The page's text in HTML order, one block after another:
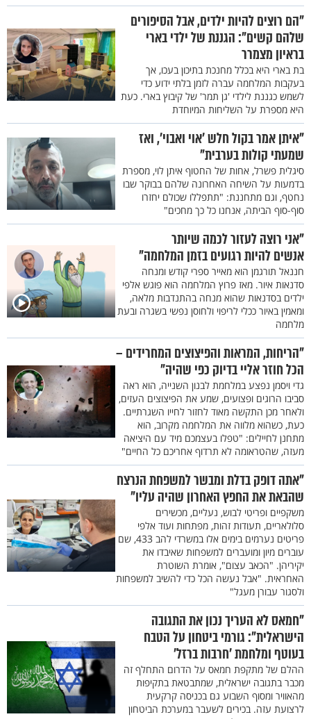
"הם רוצים להיות ילדים, אבל הסיפורים
שלהם קשים": הגננת של ילדי בארי
בראיון מצמרר
בת בארי היא בכלל מחנכת בתיכון בעכו, אך
בעקבות המלחמה עברה לזמן בלתי ידוע כדי
לשמש כגננת לילדי 'גן תמר' של קיבוץ בארי. כעת
היא מספרת על השליחות המיוחדת
"איתן אמר בקול חלש 'אוי ואבוי', ואז
שמעתי קולות בערבית"
סיגלית פשרל, אחות של החטוף איתן לוי, מספרת
בדמעות על השיחה האחרונה שלהם בבוקר שבו
נחטף, וגם מתחננת: "תתפללו שכולם יחזרו
סוף-סוף הביתה, אנחנו כל כך מחכים"
"אני רוצה לעזור לכמה שיותר
אנשים להיות רגועים בזמן המלחמה"
חננאל תורגמן הוא מאייר ספרי קודש ומנחה
סדנאות איור. מאז פרוץ המלחמה הוא פוגש אלפי
ילדים בסדנאות שהוא מנחה בהתנדבות מלאה,
ומאמין באיור ככלי לריפוי ולחוסן נפשי בשגרה ובעת
מלחמה
"הריחות, המראות והפיצוצים המחרידים –
הכל חוזר אליי בדיוק כפי שהיה"
גדי ויסמן נפצע במלחמת לבנון השנייה, הוא ראה
סביבו הרוגים ופצועים, שמע את הפיצוצים העזים,
ולאחר מכן התקשה מאוד לחזור לחייו השגרתיים.
כעת, כשהוא מלווה את המלחמה מקרוב, הוא
מתחנן לחיילים: "טפלו בעצמכם מיד עם היציאה
מעזה, שהטראומה לא תרדוף אחריכם כל החיים"
"אתה דופק בדלת ומבשר למשפחת הנרצח
שהבאת את החפץ האחרון שהיה עליו"
משקפיים ופריטי לבוש, נעליים, מכשירים
סלולאריים, תעודות זהות, מפתחות ועוד אלפי
פריטים נערמים בימים אלו במשרדי להב 433, שם
עוברים מיון ומועברים למשפחות שאיבדו את
יקיריהן. "הכאב עצום", אומרת השוטרת
האחראית. "אבל נעשה הכל כדי להשיב למשפחות
ולסגור עבורן מעגל"
"חמאס לא העריך נכון את התגובה
הישראלית": גורמי ביטחון על הטבח
בעוטף ומלחמת 'חרבות ברזל'
ההלם של מתקפת חמאס על הדרום התחלף זה
מכבר בתגובה ישראלית, שמתבטאת בתקיפות
מהאוויר ומסוף השבוע גם בכניסה קרקעית
לרצועת עזה. בכירים לשעבר במערכת הביטחון